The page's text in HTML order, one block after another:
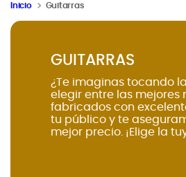
Inicio Guitarras
GUITARRAS
¿Te imaginas tocando
elegir entre las mejores
fabricados con
tu público y te
mejor precio. ¡Elige la